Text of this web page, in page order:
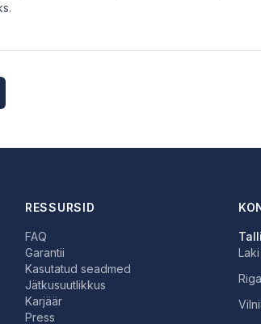
RESSURSID
FAQ
Garantii
Kasutatud seadmed
Jätkusuutlikkus
Karjäär
Press
Riga